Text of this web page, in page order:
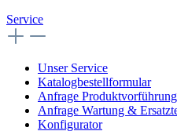
Service
Unser Service
Katalogbestellformular
Anfrage Produktvorführung
Anfrage Wartung &
Konfigurator